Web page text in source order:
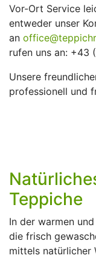
Vor-Ort Service
entweder unser
an
rufen uns an: +43
Unsere
professionell und
Teppiche
In der warmen
die frisch
mittels natürlicher